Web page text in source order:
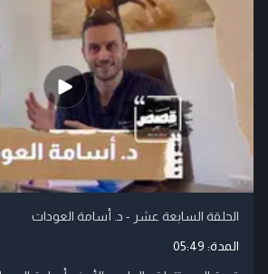
الحلقة السابعة عشر - د. أسامة العودات
المدة: 05:49